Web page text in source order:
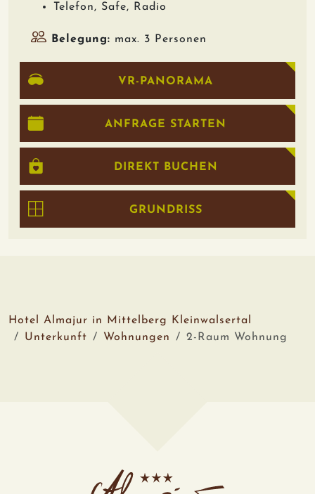
Telefon, Safe, Radio
Belegung: max. 3 Personen
VR-PANORAMA
ANFRAGE STARTEN
DIREKT BUCHEN
GRUNDRISS
Hotel Almajur in Mittelberg Kleinwalsertal
Unterkunft
Wohnungen 2-Raum Wohnung